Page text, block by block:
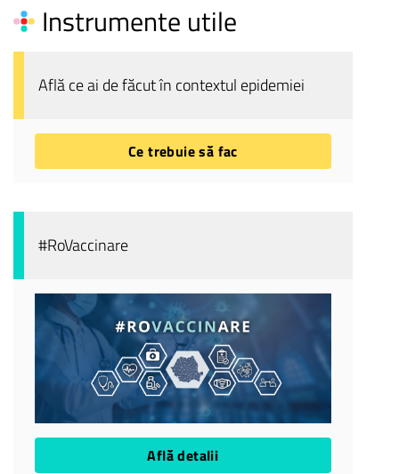
Instrumente utile
Află ce ai de făcut în contextul epidemiei
Ce trebuie să fac
#RoVaccinare
Află detalii